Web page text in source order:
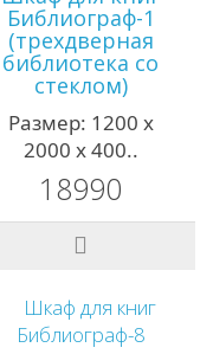
Библиограф-1
(трехдверная
библиотека со
стеклом)
Размер: 1200 х
2000 х 400..
18990